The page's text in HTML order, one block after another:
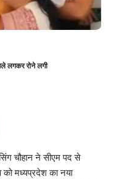
लगकर रोने लगी
चौहान ने सीएम पद से
को मध्यप्रदेश का नया